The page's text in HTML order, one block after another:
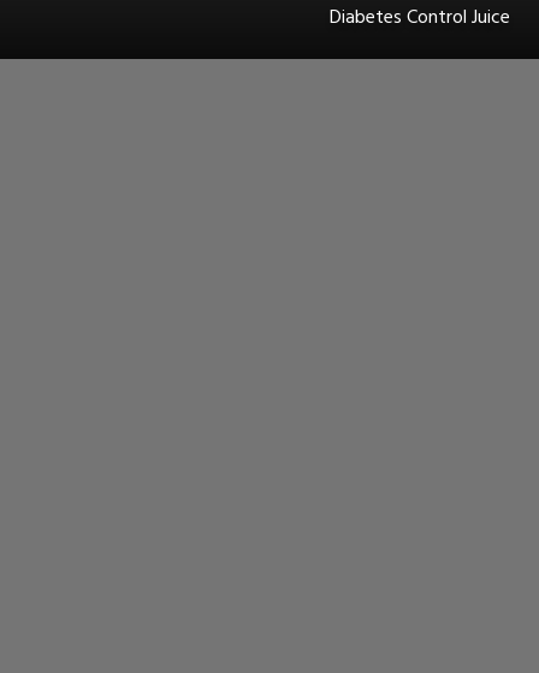
Diabetes Control Juice